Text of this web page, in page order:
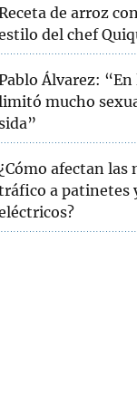
de arroz
del chef
Álvarez:
mucho
afectan las
a patinetes